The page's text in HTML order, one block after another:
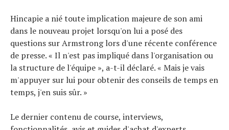
Hincapie a nié toute implication majeure de son ami
dans le nouveau projet lorsqu'on lui a posé des
questions sur Armstrong lors d'une récente conférence
de presse. « Il n'est pas impliqué dans l'organisation ou
la structure de l'équipe », a-t-il déclaré. « Mais je vais
m'appuyer sur lui pour obtenir des conseils de temps en
temps, j'en suis sûr. »
Le dernier contenu de course, interviews,